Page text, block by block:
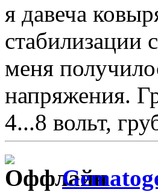
я давеча
стабилизации
меня
напряжения.
4...8 вольт,